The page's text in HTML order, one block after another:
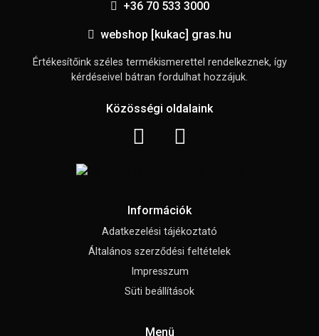
+36 70 533 3000
webshop [kukac] gras.hu
Értékesítőink széles termékismerettel rendelkeznek, így
kérdéseivel bátran fordulhat hozzájuk.
Közösségi oldalaink
Információk
Adatkezelési tájékoztató
Általános szerződési feltételek
Impresszum
Süti beállítások
Menü